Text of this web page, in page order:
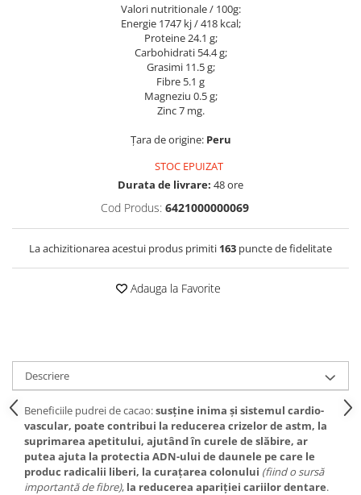
Valori nutritionale / 100g:
Energie 1747 kj / 418 kcal;
Proteine 24.1 g;
Carbohidrati 54.4 g;
Grasimi 11.5 g;
Fibre 5.1 g
Magneziu 0.5 g;
Zinc 7 mg.
Țara de origine: Peru
STOC EPUIZAT
Durata de livrare: 48 ore
Cod Produs: 6421000000069
La achizitionarea acestui produs primiti 163 puncte de fidelitate
Adauga la Favorite
Descriere
Beneficiile pudrei de cacao:susține inima și sistemul cardio-
vascular, poate contribui la reducerea crizelor de astm, la
suprimarea apetitului, ajutând în curele de slăbire, ar
putea ajuta la protectia ADN-ului de daunele pe care le
produc radicalii liberi, la curațarea colonului (fiind o sursă
importantă de fibre), la reducerea apariției cariilor dentare.